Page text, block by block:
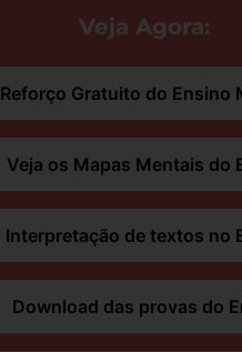
Veja Agora:
Reforço Gratuito do Ensino
Veja os Mapas Mentais do
Interpretação de textos no
Download das provas do